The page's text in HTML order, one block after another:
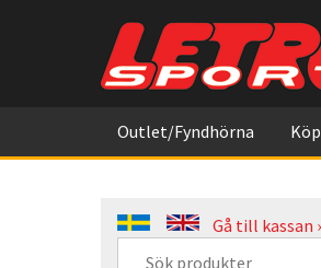
Outlet/Fyndhörna
Gå till kassan